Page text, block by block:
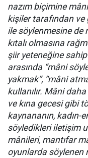
nazım biçimine
kişiler tarafından ve
ile söylenmesine de
kıtalı olmasına
şiir yeteneğine
arasında “mâni
yakmak”, “mâni
kullanılır. Mâni
ve kına gecesi gibi
kaynananın, kadın-
söyledikleri iletişim
mânileri, mantıfar
oyunlarda söylenen